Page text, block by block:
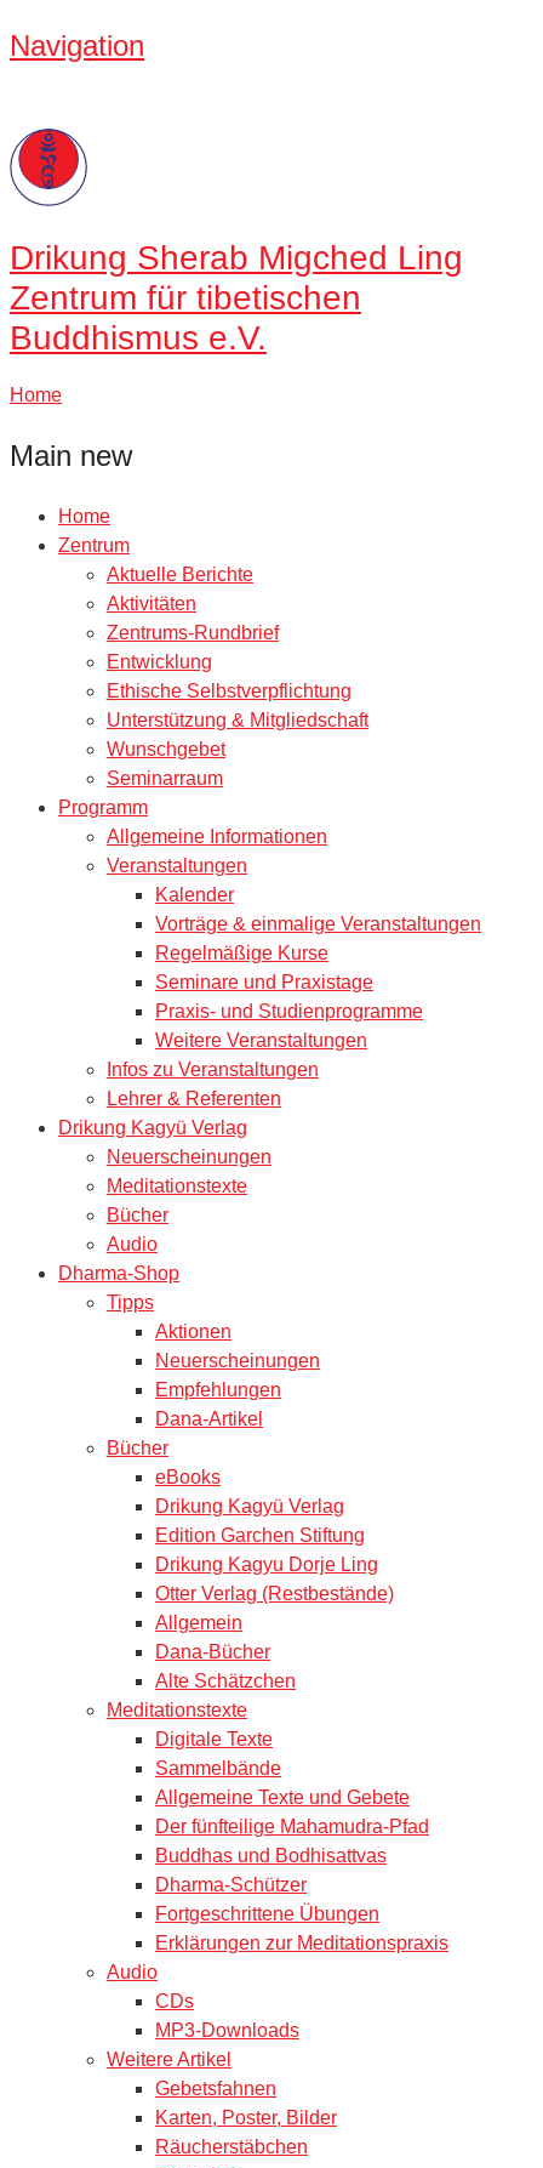
Navigation
Drikung Sherab Migched Ling
Zentrum für tibetischen
Buddhismus e.V.
Home
Main new
Home
Zentrum
Aktuelle Berichte
Aktivitäten
Zentrums-Rundbrief
Entwicklung
Ethische Selbstverpflichtung
Unterstützung & Mitgliedschaft
Wunschgebet
Seminarraum
Programm
Allgemeine Informationen
Veranstaltungen
Kalender
Vorträge & einmalige Veranstaltungen
Regelmäßige Kurse
Seminare und Praxistage
Praxis- und Studienprogramme
Weitere Veranstaltungen
Infos zu Veranstaltungen
Lehrer & Referenten
Drikung Kagyü Verlag
Neuerscheinungen
Meditationstexte
Bücher
Audio
Dharma-Shop
Tipps
Aktionen
Neuerscheinungen
Empfehlungen
Dana-Artikel
Bücher
eBooks
Drikung Kagyü Verlag
Edition Garchen Stiftung
Drikung Kagyu Dorje Ling
Otter Verlag (Restbestände)
Allgemein
Dana-Bücher
Alte Schätzchen
Meditationstexte
Digitale Texte
Sammelbände
Allgemeine Texte und Gebete
Der fünfteilige Mahamudra-Pfad
Buddhas und Bodhisattvas
Dharma-Schützer
Fortgeschrittene Übungen
Erklärungen zur Meditationspraxis
Audio
CDs
MP3-Downloads
Weitere Artikel
Gebetsfahnen
Karten, Poster, Bilder
Räucherstäbchen